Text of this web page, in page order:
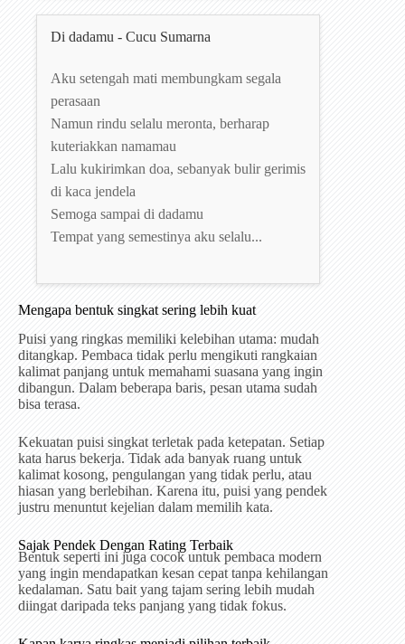
Di dadamu - Cucu Sumarna
Aku setengah mati membungkam segala
perasaan
Namun rindu selalu meronta, berharap
kuteriakkan namamau
Lalu kukirimkan doa, sebanyak bulir gerimis
di kaca jendela
Semoga sampai di dadamu
Tempat yang semestinya aku selalu...
Mengapa bentuk singkat sering lebih kuat
Puisi yang ringkas memiliki kelebihan utama: mudah
ditangkap. Pembaca tidak perlu mengikuti rangkaian
kalimat panjang untuk memahami suasana yang ingin
dibangun. Dalam beberapa baris, pesan utama sudah
bisa terasa.
Kekuatan puisi singkat terletak pada ketepatan. Setiap
kata harus bekerja. Tidak ada banyak ruang untuk
kalimat kosong, pengulangan yang tidak perlu, atau
hiasan yang berlebihan. Karena itu, puisi yang pendek
justru menuntut kejelian dalam memilih kata.
Sajak Pendek Dengan Rating Terbaik
Bentuk seperti ini juga cocok untuk pembaca modern
yang ingin mendapatkan kesan cepat tanpa kehilangan
kedalaman. Satu bait yang tajam sering lebih mudah
diingat daripada teks panjang yang tidak fokus.